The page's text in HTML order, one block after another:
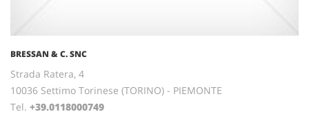
BRESSAN & C. SNC
Strada Ratera, 4
10036 Settimo Torinese (TORINO) - PIEMONTE
Tel. +39.0118000749